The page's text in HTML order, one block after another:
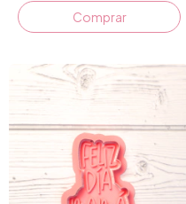
Comprar